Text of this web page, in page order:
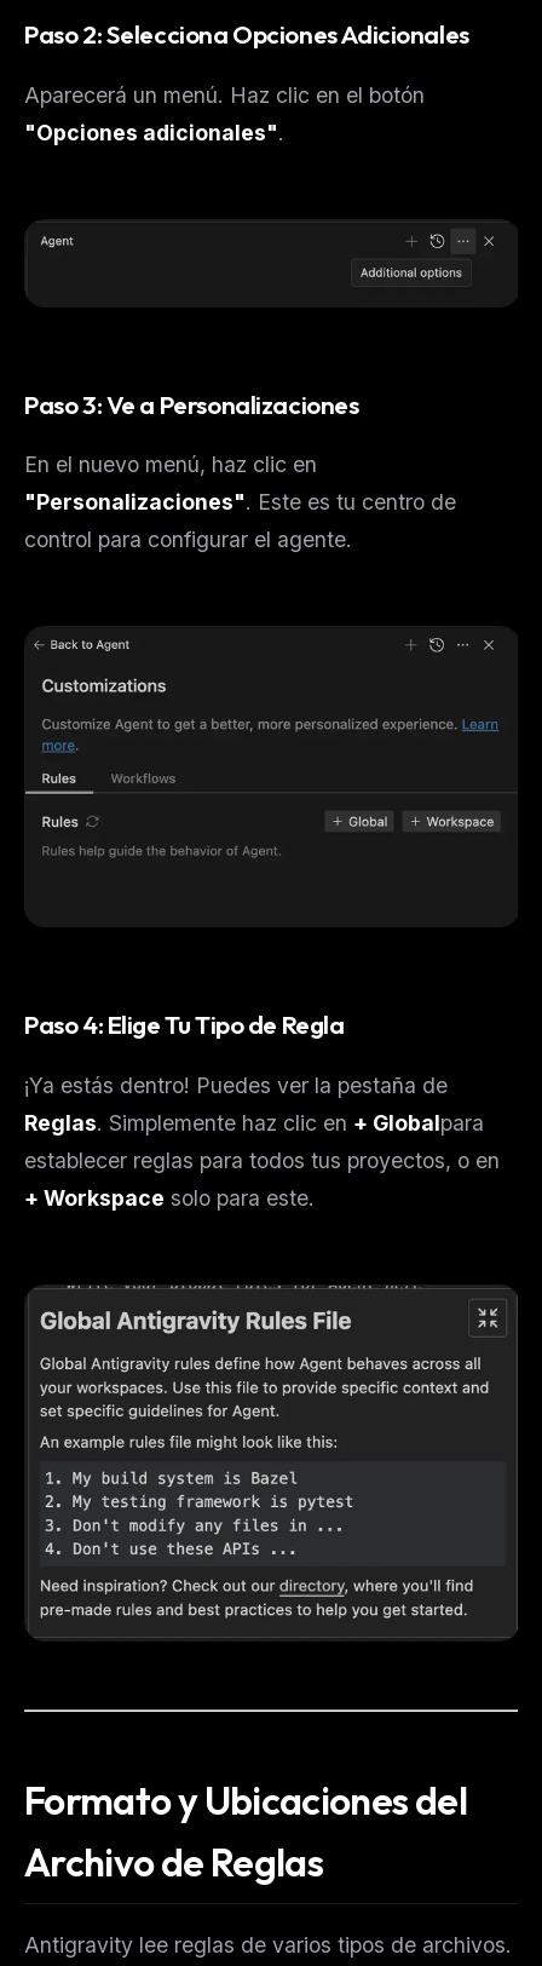
Paso 2: Selecciona Opciones Adicionales
Aparecerá un menú. Haz clic en el botón
"Opciones adicionales".
Paso 3: Ve a Personalizaciones
En el nuevo menú, haz clic en
"Personalizaciones". Este es tu centro de
control para configurar el agente.
Paso 4: Elige Tu Tipo de Regla
¡Ya estás dentro! Puedes ver la pestaña de
Reglas. Simplemente haz clic en + Globalpara
establecer reglas para todos tus proyectos, o en
+ Workspace solo para este.
Formato y Ubicaciones del
Archivo de Reglas
Antigravity lee reglas de varios tipos de archivos.